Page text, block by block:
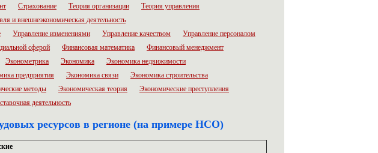
Страхование Теория организации
Теория управления
и внешнеэкономическая деятельность
Управление изменениями Управление качеством
Управление персоналом
сферой Финансовая математика
Финансовый менеджмент
Эконометрика Экономика
Экономика недвижимости
предприятия Экономика связи
Экономика строительства
методы Экономическая теория
Экономические преступления
деятельность
ресурсов в регионе (на примере НСО)